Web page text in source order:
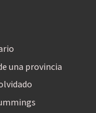
una provincia